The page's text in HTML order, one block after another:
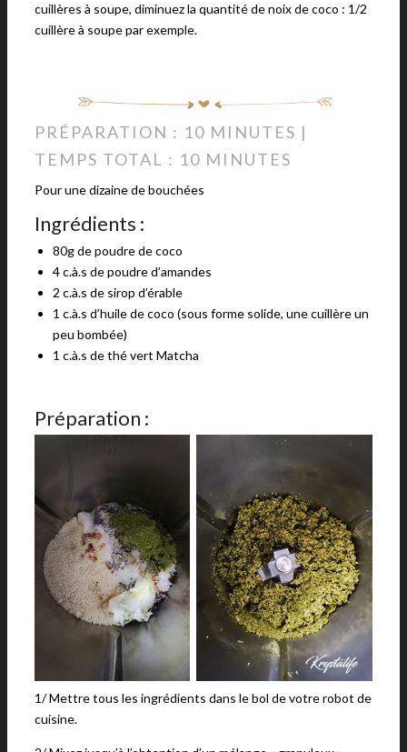
cuillères à soupe, diminuez la quantité de noix de coco : 1/2
cuillère à soupe par exemple.
PRÉPARATION : 10 MINUTES |
TEMPS TOTAL : 10 MINUTES
Pour une dizaine de bouchées
Ingrédients :
80g de poudre de coco
4 c.à.s de poudre d’amandes
2 c.à.s de sirop d’érable
1 c.à.s d’huile de coco (sous forme solide, une cuillère un
peu bombée)
1 c.à.s de thé vert Matcha
Préparation :
1/ Mettre tous les ingrédients dans le bol de votre robot de
cuisine.